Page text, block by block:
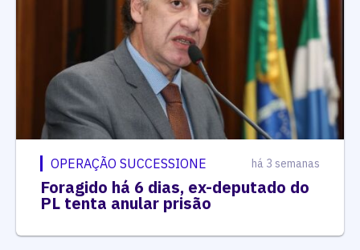
OPERAÇÃO SUCCESSIONE há 3 semanas
Foragido há 6 dias, ex-deputado do
PL tenta anular prisão